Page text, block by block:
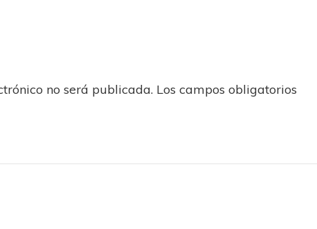
no será publicada. Los campos obligatorios